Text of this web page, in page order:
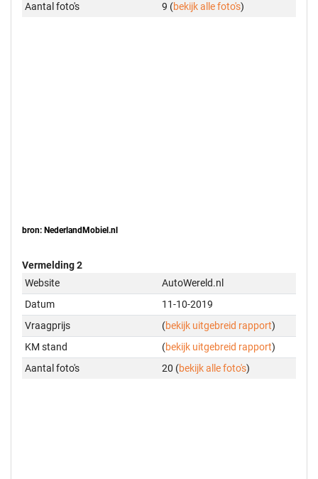
Aantal foto's 9 (bekijk alle foto's)
bron: NederlandMobiel.nl
Vermelding 2
Website
AutoWereld.nl
Datum
11-10-2019
Vraagprijs
(bekijk uitgebreid rapport)
KM stand
(bekijk uitgebreid rapport)
Aantal foto's
20 (bekijk alle foto's)